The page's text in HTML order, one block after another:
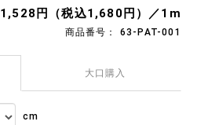
1,528円（税込1,680円）／1m
商品番号： 63-PAT-001
大口購入
cm